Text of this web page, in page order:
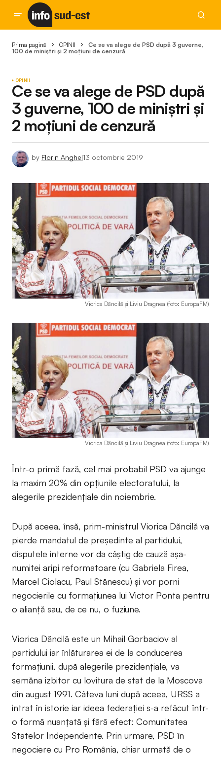
Prima pagină OPINII
Ce se va alege de PSD după 3 guverne,
100 de miniştri și 2 moţiuni de cenzură
OPINII
Ce se va alege de PSD după
3 guverne, 100 de miniştri și
2 moţiuni de cenzură
by Florin Anghel13 octombrie 2019
Viorica Dăncilă și Liviu Dragnea (foto: EuropaFM)
Viorica Dăncilă și Liviu Dragnea (foto: EuropaFM)
Într-o primă fază, cel mai probabil PSD va ajunge
la maxim 20% din opţiunile electoratului, la
alegerile prezidenţiale din noiembrie.
După aceea, însă, prim-ministrul Viorica Dăncilă va
pierde mandatul de preşedinte al partidului,
disputele interne vor da câştig de cauză aşa-
numitei aripi reformatoare (cu Gabriela Firea,
Marcel Ciolacu, Paul Stănescu) şi vor porni
negocierile cu formaţiunea lui Victor Ponta pentru
o alianţă sau, de ce nu, o fuziune.
Viorica Dăncilă este un Mihail Gorbaciov al
partidului iar înlăturarea ei de la conducerea
formaţiunii, după alegerile prezidenţiale, va
semăna izbitor cu lovitura de stat de la Moscova
din august 1991. Câteva luni după aceea, URSS a
intrat în istorie iar ideea federaţiei s-a refăcut într-
o formă nuanţată şi fără efect: Comunitatea
Statelor Independente. Prin urmare, PSD în
negociere cu Pro România, chiar urmată de o